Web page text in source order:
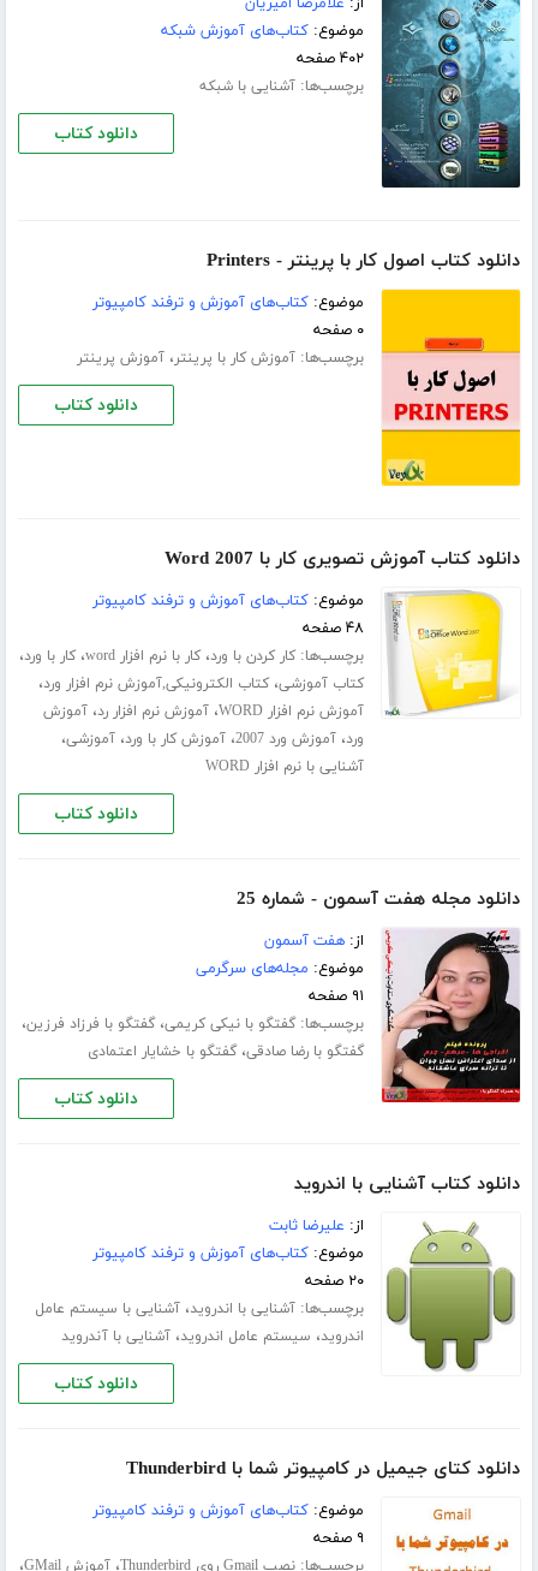
موضوع:کتاب‌های آموزش شبکه
۴۰۲ صفحه
برچسب‌ها:آشنایی با شبکه
دانلود کتاب
دانلود کتاب اصول کار با پرینتر - Printers
موضوع:کتاب‌های آموزش و ترفند کامپیوتر
۰ صفحه
برچسب‌ها:آموزش کار با پرینتر،آموزش پرینتر
دانلود کتاب
دانلود کتاب آموزش تصویری کار با Word 2007
موضوع:کتاب‌های آموزش و ترفند کامپیوتر
۴۸ صفحه
برچسب‌ها:کار کردن با ورد،کار با نرم افزار word ،کار با ورد،
کتاب آموزشی،کتاب الکترونیکی,آموزش نرم افزار ورد،
آموزش نرم افزار WORD ،آموزش نرم افزار رد،آموزش
ورد،آموزش ورد 2007 ،آموزش کار با ورد،آموزشی،
آشنایی با نرم افزار WORD
دانلود کتاب
دانلود مجله هفت آسمون - شماره 25
از:هفت آسمون
موضوع: مجله‌های سرگرمی
۹۱ صفحه
برچسب‌ها:گفتگو با نیکی کریمی،گفتگو با فرزاد فرزین،
گفتگو با رضا صادقی،گفتگو با خشایار اعتمادی
دانلود کتاب
دانلود کتاب آشنایی با اندروید
از: علیرضا ثابت
موضوع:کتاب‌های آموزش و ترفند کامپیوتر
۲۰ صفحه
برچسب‌ها:آشنایی با اندروید،آشنایی با سیستم عامل
اندروید، سیستم عامل اندروید،آشنایی با آندروید
دانلود کتاب
دانلود کتای جیمیل در کامپیوتر شما با Thunderbird
موضوع:کتاب‌های آموزش و ترفند کامپیوتر
۹ صفحه
نصب Gmail روی Thunderbird آموزش GMail